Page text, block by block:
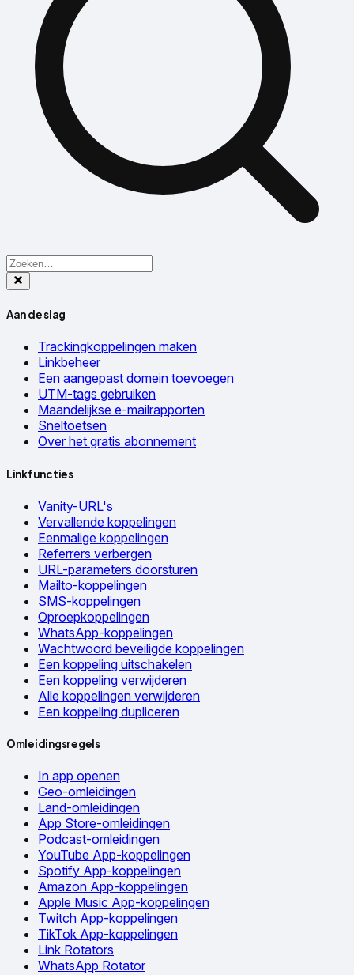
Aan de slag
Trackingkoppelingen maken
Linkbeheer
Een aangepast domein toevoegen
UTM-tags gebruiken
Maandelijkse e-mailrapporten
Sneltoetsen
Over het gratis abonnement
Linkfuncties
Vanity-URL's
Vervallende koppelingen
Eenmalige koppelingen
Referrers verbergen
URL-parameters doorsturen
Mailto-koppelingen
SMS-koppelingen
Oproepkoppelingen
WhatsApp-koppelingen
Wachtwoord beveiligde koppelingen
Een koppeling uitschakelen
Een koppeling verwijderen
Alle koppelingen verwijderen
Een koppeling dupliceren
Omleidingsregels
In app openen
Geo-omleidingen
Land-omleidingen
App Store-omleidingen
Podcast-omleidingen
YouTube App-koppelingen
Spotify App-koppelingen
Amazon App-koppelingen
Apple Music App-koppelingen
Twitch App-koppelingen
TikTok App-koppelingen
Link Rotators
WhatsApp Rotator